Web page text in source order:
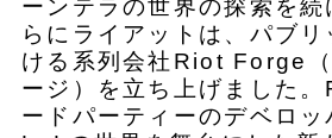
ーンテラの世界の探索を続
らにライアットは、パブ
ける系列会社Riot Forge
ージ）を立ち上げました
ードパーティーのデベロッ